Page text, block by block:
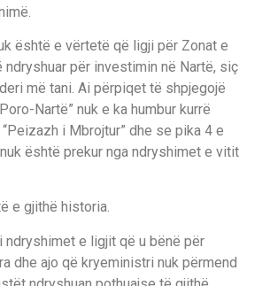
është e vërtetë që ligji për Zonat e
ndryshuar për investimin në Nartë, siç
më tani. Ai përpiqet të shpjegojë
Nartë” nuk e ka humbur kurrë
i Mbrojtur” dhe se pika 4 e
është prekur nga ndryshimet e vitit
e gjithë historia.
ndryshimet e ligjit që u bënë për
dhe ajo që kryeministri nuk përmend